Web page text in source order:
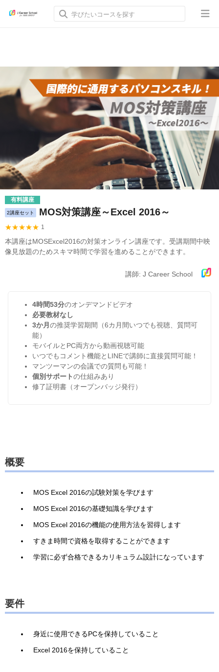
有料講座
2講座セット MOS対策講座～Excel 2016～
1
本講座はMOSExcel2016の対策オンライン講座です。受講期間中映
像見放題のためスキマ時間で学習を進めることができます。
講師: J Career School
4時間53分のオンデマンドビデオ
必要教材なし
3か月 の推奨学習期間（6カ月間いつでも視聴、質問可
能）
モバイルとPC両方から動画視聴可能
いつでもコメント機能とLINEで講師に直接質問可能！
マンツーマンの会議での質問も可能！
個別サポートの仕組みあり
修了証明書（オープンバッジ発行）
概要
MOS Excel 2016の試験対策を学びます
MOS Excel 2016の基礎知識を学びます
MOS Excel 2016の機能の使用方法を習得します
すきま時間で資格を取得することができます
学習に必ず合格できるカリキュラム設計になっています
要件
身近に使用できるPCを保持していること
Excel 2016を保持していること